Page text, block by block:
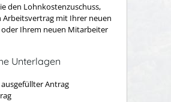
den Lohnkostenzuschuss,
Arbeitsvertrag mit Ihrer neuen
Ihrem neuen Mitarbeiter
Unterlagen
Antrag